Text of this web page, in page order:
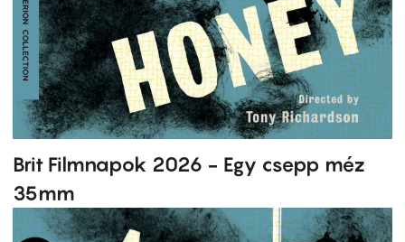
Brit Filmnapok 2026 - Egy csepp méz
35mm